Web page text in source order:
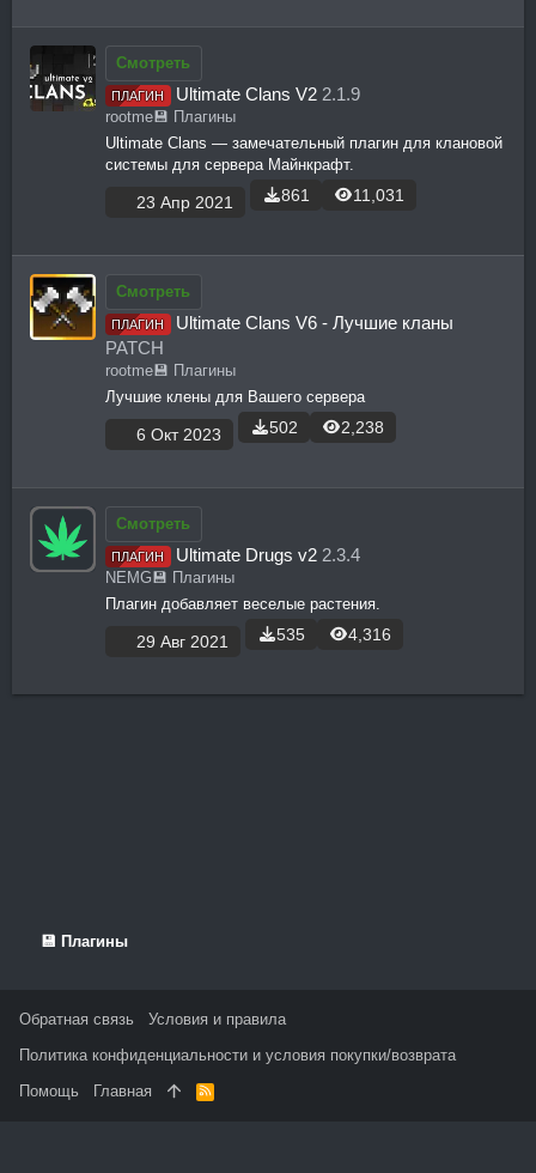
Смотреть
ПЛАГИН Ultimate Clans V2 2.1.9
rootme💾 Плагины
Ultimate Clans — замечательный плагин для клановой
системы для сервера Майнкрафт.
23 Апр 2021 861 11,031
Смотреть
ПЛАГИН
Ultimate Clans V6 - Лучшие кланы
PATCH
rootme💾 Плагины
Лучшие клены для Вашего сервера
6 Окт 2023 502 2,238
Смотреть
ПЛАГИН Ultimate Drugs v2 2.3.4
NEMG 💾 Плагины
Плагин добавляет веселые растения.
29 Авг 2021 535 4,316
💾 Плагины
Обратная связь
Условия и правила
Политика конфиденциальности и условия покупки/возврата
Помощь
Главная
R